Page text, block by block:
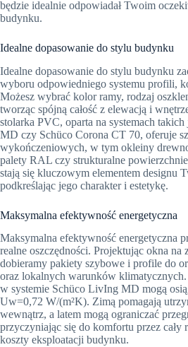
będzie idealnie odpowiadał Twoim
budynku.
Idealne dopasowanie do stylu budynku
Idealne dopasowanie do stylu budynku
wyboru odpowiedniego systemu profili,
Możesz wybrać kolor ramy, rodzaj
tworząc spójną całość z elewacją i
stolarka PVC, oparta na systemach
MD czy Schüco Corona CT 70, oferuje
wykończeniowych, w tym okleiny
palety RAL czy strukturalne
stają się kluczowym elementem designu
podkreślając jego charakter i estetykę.
Maksymalna efektywność energetyczna
Maksymalna efektywność energetyczna
realne oszczędności. Projektując okna na
dobieramy pakiety szybowe i profile do
oraz lokalnych warunków
w systemie Schüco LivIng MD mogą
Uw=0,72 W/(m²K). Zimą pomagają
wewnątrz, a latem mogą ograniczać
przyczyniając się do komfortu przez cały
koszty eksploatacji budynku.